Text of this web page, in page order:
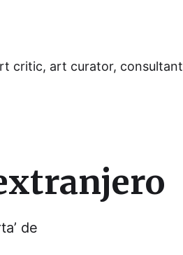
critic, art curator, consultant
de